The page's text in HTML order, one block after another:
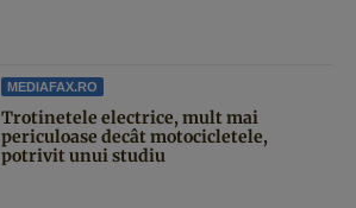
MEDIAFAX.RO
Trotinetele electrice, mult mai
periculoase decât motocicletele,
potrivit unui studiu